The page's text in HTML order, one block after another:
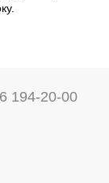
194-20-00